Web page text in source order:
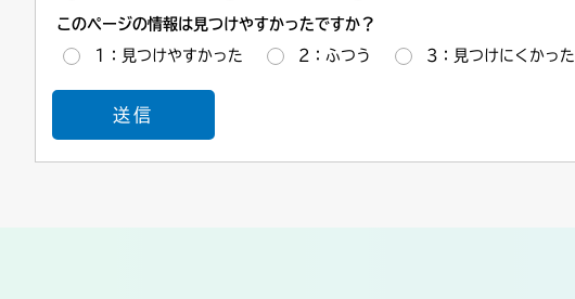
このページの情報は見つけやすかったですか？
1：見つけやすかった 2：ふつう 3：見つけにくかった